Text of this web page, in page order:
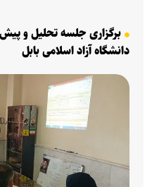
دانشگاه آزاد اسلامی بابل